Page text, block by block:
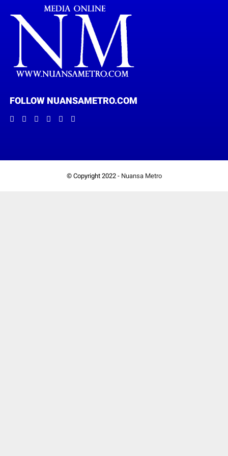
FOLLOW NUANSAMETRO.COM
© Copyright 2022 - Nuansa Metro